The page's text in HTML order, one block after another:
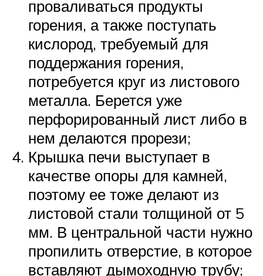
проваливаться продукты
горения, а также поступать
кислород, требуемый для
поддержания горения,
потребуется круг из листового
металла. Берется уже
перфорированный лист либо в
нем делаются прорези;
Крышка печи выступает в
качестве опоры для камней,
поэтому ее тоже делают из
листовой стали толщиной от 5
мм. В центральной части нужно
пропилить отверстие, в которое
вставляют дымоходную трубу;